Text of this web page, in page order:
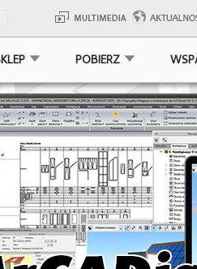
POBIERZ